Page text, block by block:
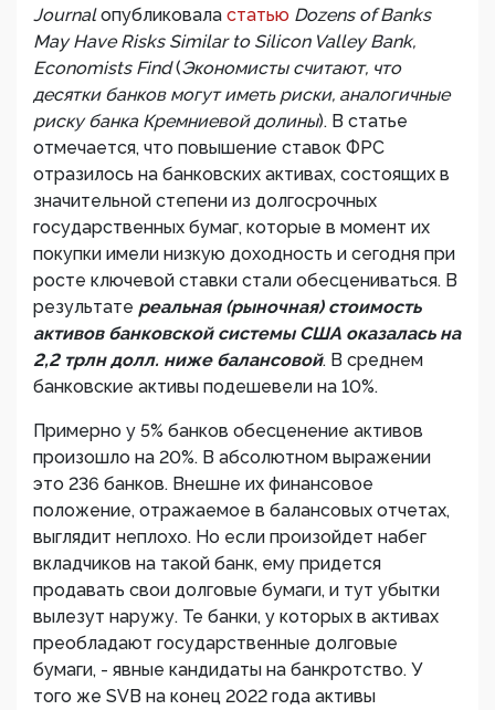
Journalопубликовала статью Dozens of Banks
May Have Risks Similar to Silicon Valley Bank,
Economists Find(Экономисты считают, что
десятки банков могут иметь риски, аналогичные
риску банка Кремниевой долины). В статье
отмечается, что повышение ставок ФРС
отразилось на банковских активах, состоящих в
значительной степени из долгосрочных
государственных бумаг, которые в момент их
покупки имели низкую доходность и сегодня при
росте ключевой ставки стали обесцениваться. В
результате реальная (рыночная) стоимость
активов банковской системы США оказалась на
2,2 трлн долл. ниже балансовой. В среднем
банковские активы подешевели на 10%.
Примерно у 5% банков обесценение активов
произошло на 20%. В абсолютном выражении
это 236 банков. Внешне их финансовое
положение, отражаемое в балансовых отчетах,
выглядит неплохо. Но если произойдет набег
вкладчиков на такой банк, ему придется
продавать свои долговые бумаги, и тут убытки
вылезут наружу. Те банки, у которых в активах
преобладают государственные долговые
бумаги, - явные кандидаты на банкротство. У
того же SVB на конец 2022 года активы